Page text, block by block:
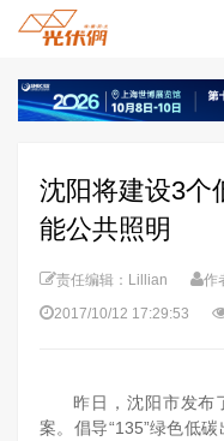
沈阳将建设3个
能公共照明
责任编辑：Lillian
作
2017/10/12 17:29:53
昨日，沈阳市发布
案。倡导“135”绿色低